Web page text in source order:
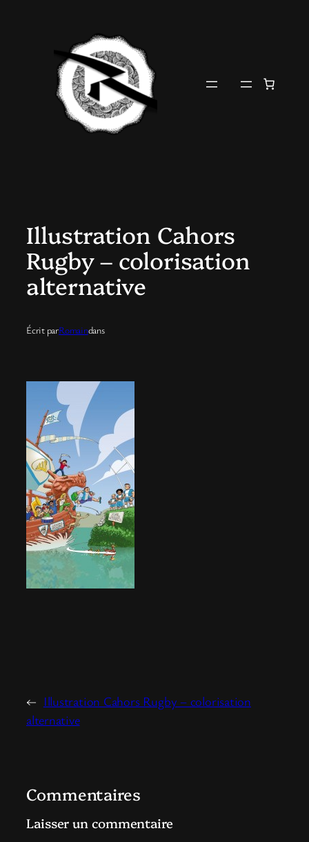
Illustration Cahors
Rugby – colorisation
alternative
Écrit parRomaindans
← Illustration Cahors Rugby – colorisation
alternative
Commentaires
Laisser un commentaire